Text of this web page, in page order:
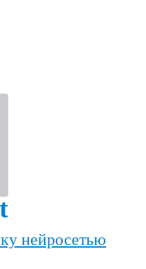
нейросетью